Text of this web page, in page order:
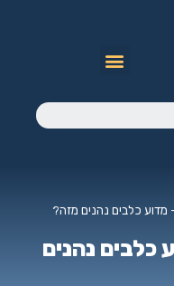
כלבים נהנים מזה?
נהנים